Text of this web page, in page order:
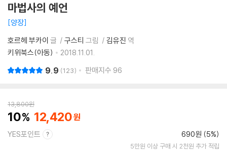
마법사의 예언
양장
호르헤 부카이 글 구스티 그림 김유진 역
키위북스(아동)
2018.11.01.
9.9 123 판매지수 96
13,800원
10 12,420
YES포인트 690원 (5%)
5만원 이상 구매 시 2천원 추가 적립